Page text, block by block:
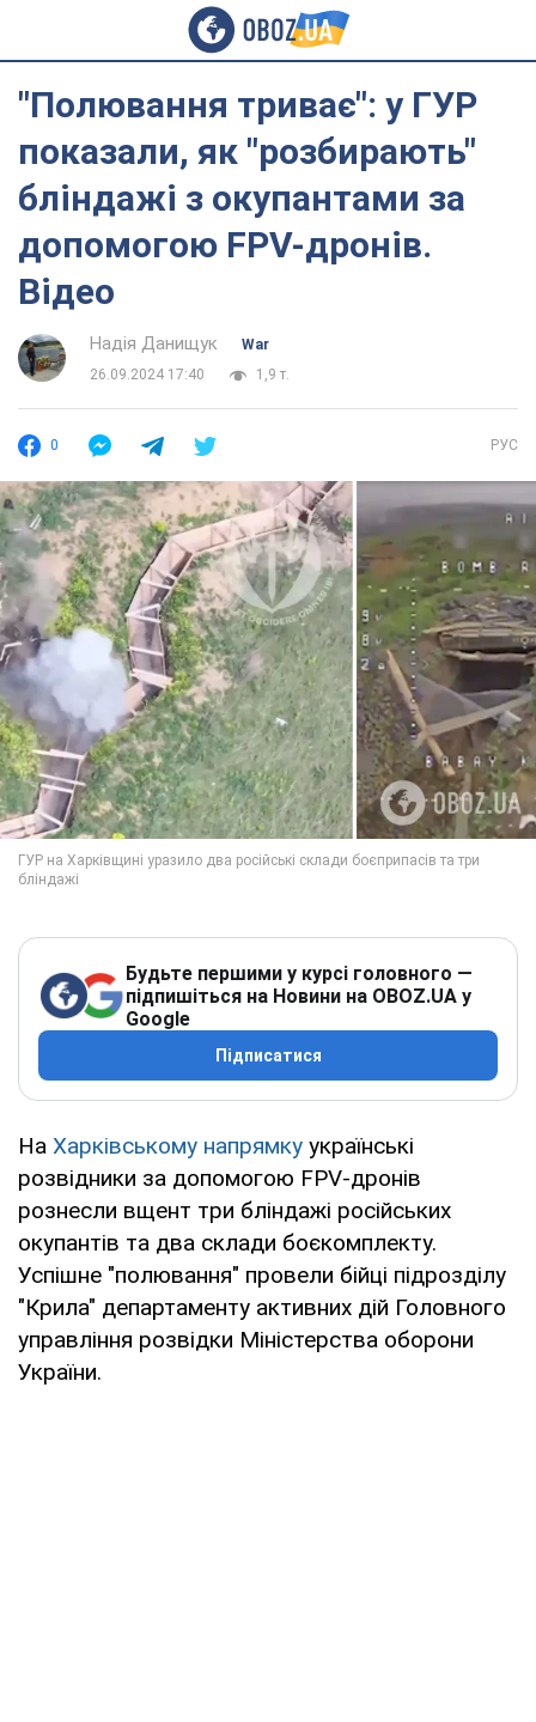
"Полювання триває": у ГУР
показали, як "розбирають"
бліндажі з окупантами за
допомогою FPV-дронів.
Відео
Надія Данищук
War
26.09.2024 17:40
1,9 т.
0 РУС
Будьте першими у курсі головного —
підпишіться на Новини на OBOZ.UA у
Google
Підписатися
На Харківському напрямку українські
розвідники за допомогою FPV-дронів
рознесли вщент три бліндажі російських
окупантів та два склади боєкомплекту.
Успішне "полювання" провели бійці підрозділу
"Крила" департаменту активних дій Головного
управління розвідки Міністерства оборони
України.